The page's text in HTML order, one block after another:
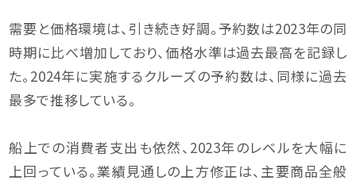
需要と価格環境は、引き続き好調。予約数は2023年の同
時期に比べ増加しており、価格水準は過去最高を記録し
た。2024年に実施するクルーズの予約数は、同様に過去
最多で推移している。
船上での消費者支出も依然、2023年のレベルを大幅に
上回っている。業績見通しの上方修正は、主要商品全般